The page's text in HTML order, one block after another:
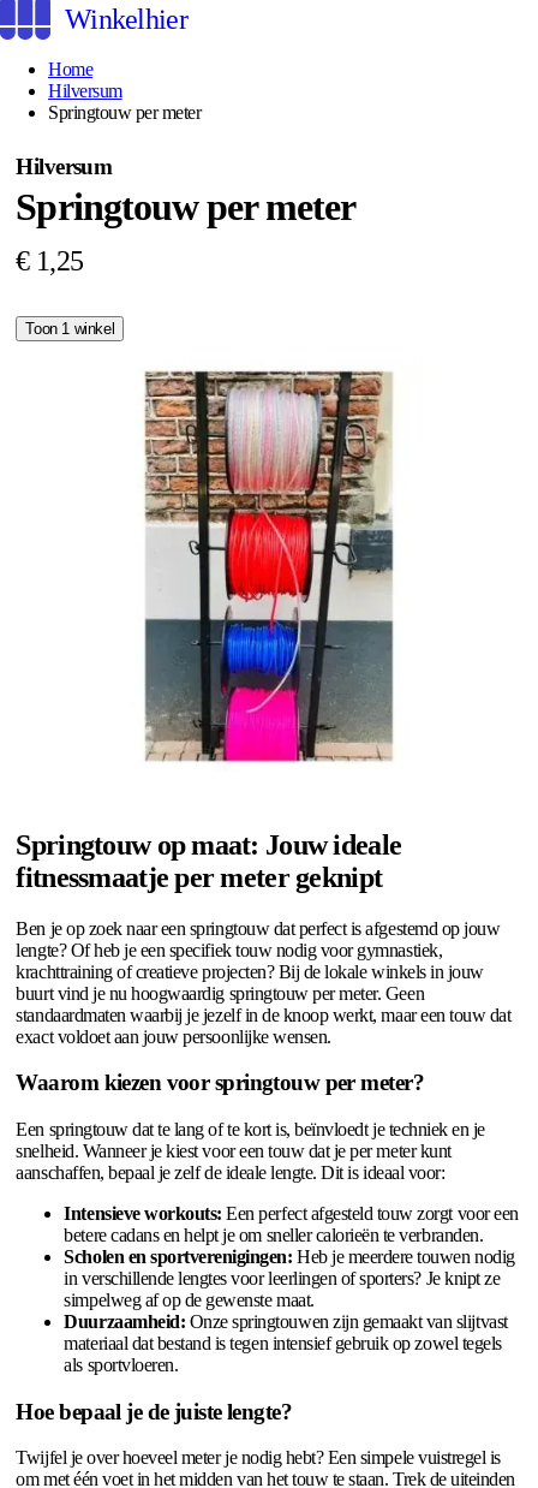
Winkelhier
Home
Hilversum
Springtouw per meter
Hilversum
Springtouw per meter
€ 1,25
Toon 1 winkel
Springtouw op maat: Jouw ideale
fitnessmaatje per meter geknipt
Ben je op zoek naar een springtouw dat perfect is afgestemd op jouw
lengte? Of heb je een specifiek touw nodig voor gymnastiek,
krachttraining of creatieve projecten? Bij de lokale winkels in jouw
buurt vind je nu hoogwaardig springtouw per meter. Geen
standaardmaten waarbij je jezelf in de knoop werkt, maar een touw dat
exact voldoet aan jouw persoonlijke wensen.
Waarom kiezen voor springtouw per meter?
Een springtouw dat te lang of te kort is, beïnvloedt je techniek en je
snelheid. Wanneer je kiest voor een touw dat je per meter kunt
aanschaffen, bepaal je zelf de ideale lengte. Dit is ideaal voor:
Intensieve workouts: Een perfect afgesteld touw zorgt voor een
betere cadans en helpt je om sneller calorieën te verbranden.
Scholen en sportverenigingen: Heb je meerdere touwen nodig
in verschillende lengtes voor leerlingen of sporters? Je knipt ze
simpelweg af op de gewenste maat.
Duurzaamheid: Onze springtouwen zijn gemaakt van slijtvast
materiaal dat bestand is tegen intensief gebruik op zowel tegels
als sportvloeren.
Hoe bepaal je de juiste lengte?
Twijfel je over hoeveel meter je nodig hebt? Een simpele vuistregel is
om met één voet in het midden van het touw te staan. Trek de uiteinden